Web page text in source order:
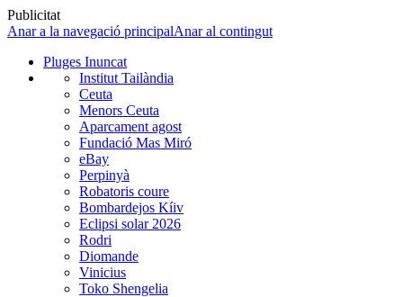
Publicitat
Anar a la navegació principalAnar al contingut
Pluges Inuncat
Institut Tailàndia
Ceuta
Menors Ceuta
Aparcament agost
Fundació Mas Miró
eBay
Perpinyà
Robatoris coure
Bombardejos Kíiv
Eclipsi solar 2026
Rodri
Diomande
Vinicius
Toko Shengelia